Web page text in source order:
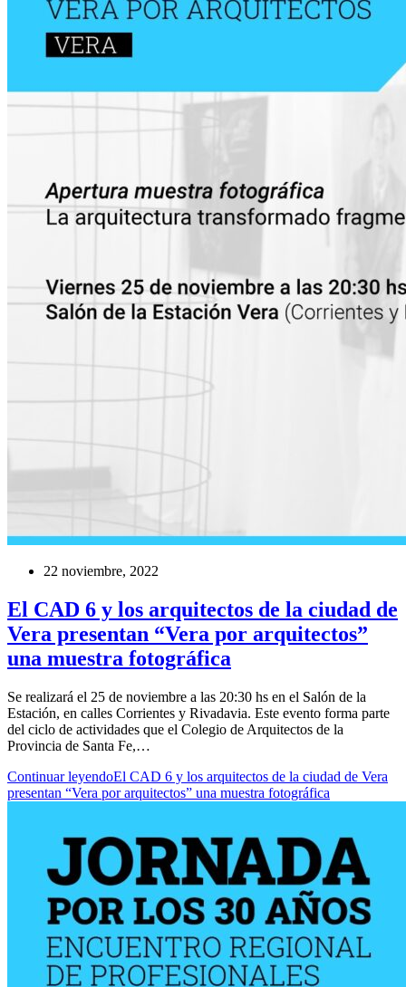
22 noviembre, 2022
El CAD 6 y los arquitectos de la ciudad de
Vera presentan “Vera por arquitectos”
una muestra fotográfica
Se realizará el 25 de noviembre a las 20:30 hs en el Salón de la
Estación, en calles Corrientes y Rivadavia. Este evento forma parte
del ciclo de actividades que el Colegio de Arquitectos de la
Provincia de Santa Fe,…
Continuar leyendoEl CAD 6 y los arquitectos de la ciudad de Vera
presentan “Vera por arquitectos” una muestra fotográfica